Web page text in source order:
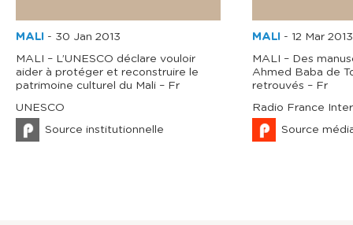
MALI - 30 Jan 2013
MALI – L’UNESCO déclare vouloir
aider à protéger et reconstruire le
patrimoine culturel du Mali – Fr
UNESCO
Source institutionnelle
MALI - 12 Mar 2013
MALI – Des
Ahmed Baba de
retrouvés – Fr
Radio France
Source